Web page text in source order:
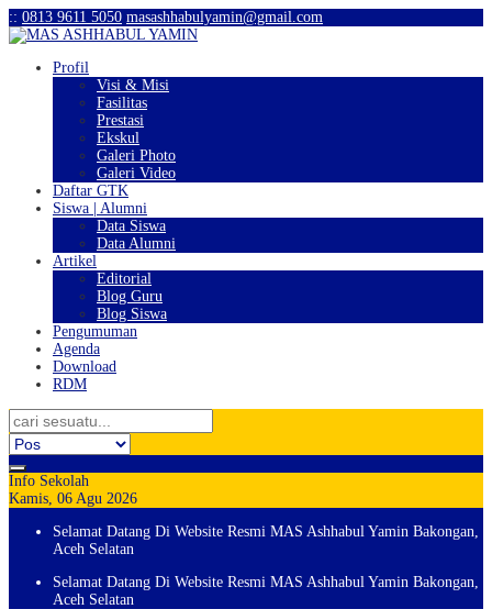
:: 0813 9611 5050 masashhabulyamin@gmail.com
Profil
Visi & Misi
Fasilitas
Prestasi
Ekskul
Galeri Photo
Galeri Video
Daftar GTK
Siswa | Alumni
Data Siswa
Data Alumni
Artikel
Editorial
Blog Guru
Blog Siswa
Pengumuman
Agenda
Download
RDM
Info Sekolah
Kamis, 06 Agu 2026
Selamat Datang Di Website Resmi MAS Ashhabul Yamin Bakongan,
Aceh Selatan
Selamat Datang Di Website Resmi MAS Ashhabul Yamin Bakongan,
Aceh Selatan